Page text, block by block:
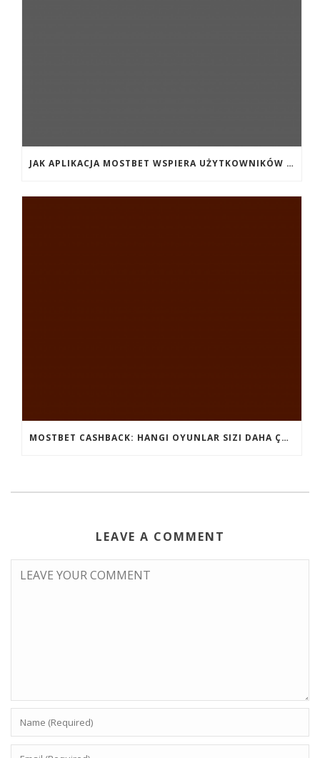
JAK APLIKACJA MOSTBET WSPIERA UŻYTKOWNIKÓW ANDROIDA?
MOSTBET CASHBACK: HANGI OYUNLAR SIZI DAHA ÇOX QAZANA BILƏR?
LEAVE A COMMENT